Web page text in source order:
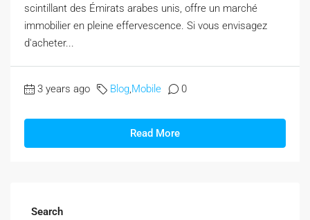
scintillant des Émirats arabes unis, offre un marché
immobilier en pleine effervescence. Si vous envisagez
d'acheter...
3 years ago Blog,Mobile 0
Read More
Search